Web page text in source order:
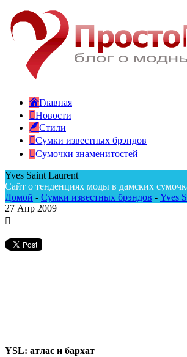
Главная
Новости
Стили
Сумки известных брэндов
Сумочки знаменитостей
Yves Saint Laurent
Сайт о тенденциях моды в дамских
Домой - Сумки известных брэндов - Yves
27 Апр 2009
YSL: атлас и бархат